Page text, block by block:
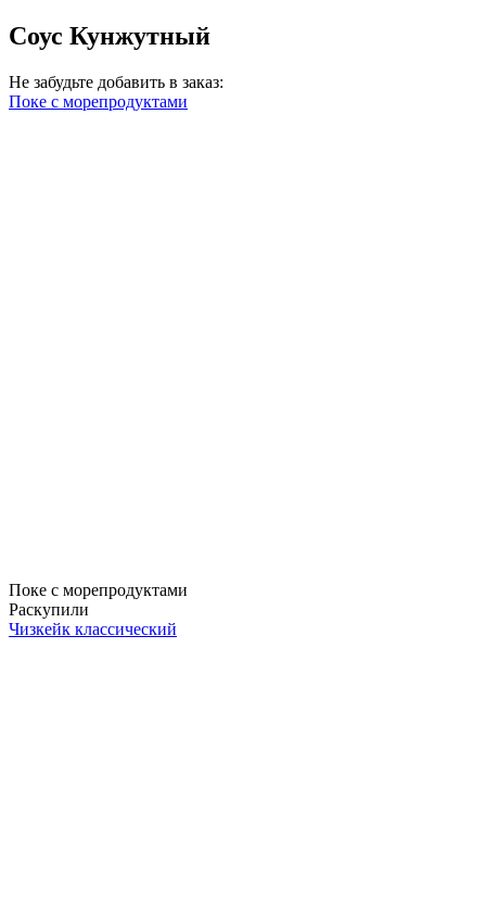
Соус Кунжутный
Не забудьте добавить в заказ:
Поке с морепродуктами
Поке с морепродуктами
Раскупили
Чизкейк классический